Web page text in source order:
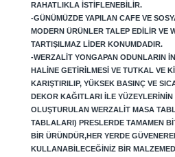
RAHATLIKLA ISTIFLENEBILIR.
-GÜNÜMÜZDE YAPILAN CAFE VE
MODERN ÜRÜNLER TALEP EDILIR VE
TARTIŞILMAZ LIDER KONUMDADIR.
-WERZALIT YONGAPAN ODUNLARIN
HALINE GETIRILMESI VE TUTKAL VE
KARIŞTIRILIP, YÜKSEK BASINÇ VE
DEKOR KAĞITLARI ILE
OLUŞTURULAN WERZALIT MASA
TABLALARI) PRESLERDE TAMAMEN
BIR ÜRÜNDÜR,HER YERDE
KULLANABILECEĞINIZ BIR